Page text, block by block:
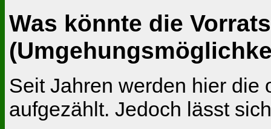
Was könnte die
Seit Jahren werden hier die
aufgezählt. Jedoch lässt